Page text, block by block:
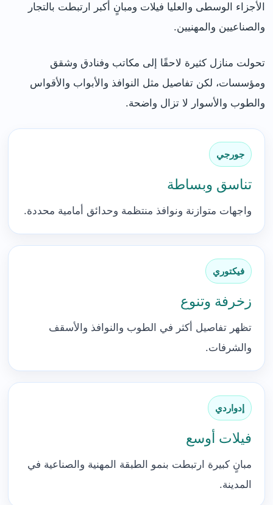
الأجزاء الوسطى والعليا فيلات ومبانٍ أكبر ارتبطت بالتجار
والصناعيين والمهنيين.
تحولت منازل كثيرة لاحقًا إلى مكاتب وفنادق وشقق
ومؤسسات، لكن تفاصيل مثل النوافذ والأبواب والأقواس
والطوب والأسوار لا تزال واضحة.
جورجي
تناسق وبساطة
واجهات متوازنة ونوافذ منتظمة وحدائق أمامية محددة.
فيكتوري
زخرفة وتنوع
تظهر تفاصيل أكثر في الطوب والنوافذ والأسقف
والشرفات.
إدواردي
فيلات أوسع
مبانٍ كبيرة ارتبطت بنمو الطبقة المهنية والصناعية في
المدينة.